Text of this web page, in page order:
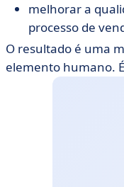
melhorar a
processo de
O resultado é uma
elemento humano.